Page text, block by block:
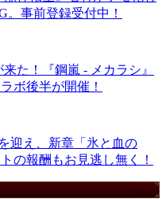
。事前登録受付中！
た！『鋼嵐 - メカラシ』
ボ後半が開催！
迎え、新章「氷と血の
の報酬もお見逃し無く！